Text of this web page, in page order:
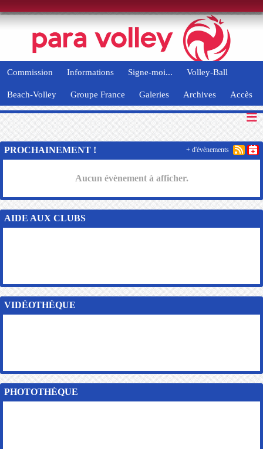
Commission Informations Signe-moi... Volley-Ball
Beach-Volley Groupe France Galeries Archives Accès
PROCHAINEMENT !
Aucun évènement à afficher.
+ d'évènements
AIDE AUX CLUBS
VIDÉOTHÈQUE
PHOTOTHÈQUE